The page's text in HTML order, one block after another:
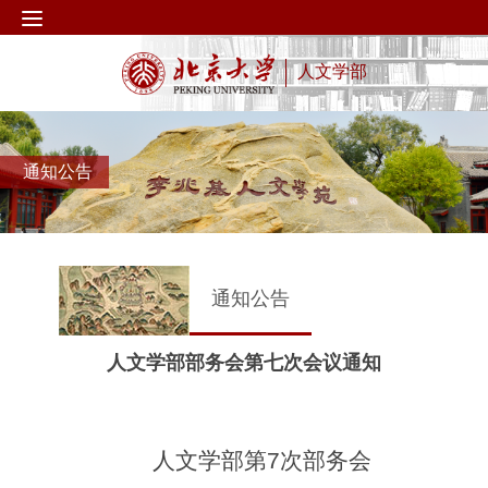
人文学部
通知公告
通知公告
人文学部部务会第七次会议通知
人文学部第7次部务会